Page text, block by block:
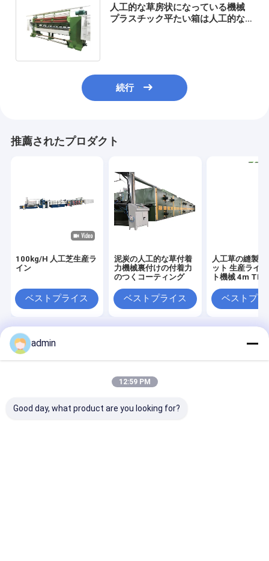
人工的な草房状になっている機械
プラスチック平たい箱は人工的な
続行
推薦されたプロダクト
100kg/H 人工芝生産ラ
イン
ベストプライス
泥炭の人工的な草付着
力機械裏付けの付着力
のつくコーティング
ベストプライス
人工草の縫製機
ット 生産ライ
ト機械 4m
ベストプラ
ホーム
中国工場.Copyright © 2026 CHANGZHOU
UNITED WIN PACK CO.,LTD. All Rights Reserved.
admin
12:59 PM
Good day, what product are you looking for?